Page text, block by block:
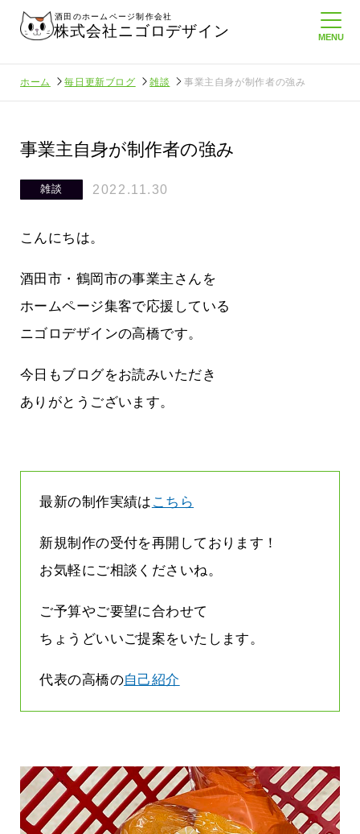
酒田のホームページ制作会社
株式会社ニゴロデザイン
ホーム 毎日更新ブログ 雑談 事業主自身が制作者の強み
事業主自身が制作者の強み
雑談 2022.11.30
こんにちは。
酒田市・鶴岡市の事業主さんを
ホームページ集客で応援している
ニゴロデザインの高橋です。
今日もブログをお読みいただき
ありがとうございます。
最新の制作実績は こちら
新規制作の受付を再開しております！
お気軽にご相談くださいね。
ご予算やご要望に合わせて
ちょうどいいご提案をいたします。
代表の高橋の自己紹介
よね